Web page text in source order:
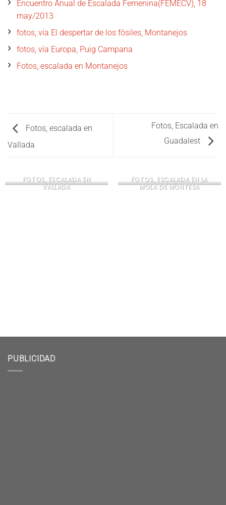
Encuentro Anual de Escalada Femenina(FEMECV), 18
may/2013
fotos, vía El despertar de los fósiles, Montanejos
fotos, vía Europa, Puig Campana
Fotos, escalada en Montanejos
Fotos, escalada en
Vallada
Fotos, Escalada en
Guadalest
FOTOS, ESCALADA EN
VALLADA
FOTOS, ESCALADA EN LA
MOLA DE MONTESA
PUBLICIDAD